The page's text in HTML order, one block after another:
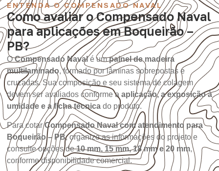
ENTENDA O COMPENSADO NAVAL
Como avaliar o Compensado Naval
para aplicações em Boqueirão –
PB?
OCompensado Navalé umpainel de madeira
multilaminado, formado por lâminas sobrepostas e
cruzadas. Sua composição e seu sistema de colagem
devem ser avaliados conforme a aplicação, a exposição à
umidade e a ficha técnica do produto.
Para cotarCompensado Naval com atendimento para
Boqueirão – PB, organize as informações do projeto e
consulte opções de10 mm, 15 mm, 18 mm e 20 mm,
conforme disponibilidade comercial.